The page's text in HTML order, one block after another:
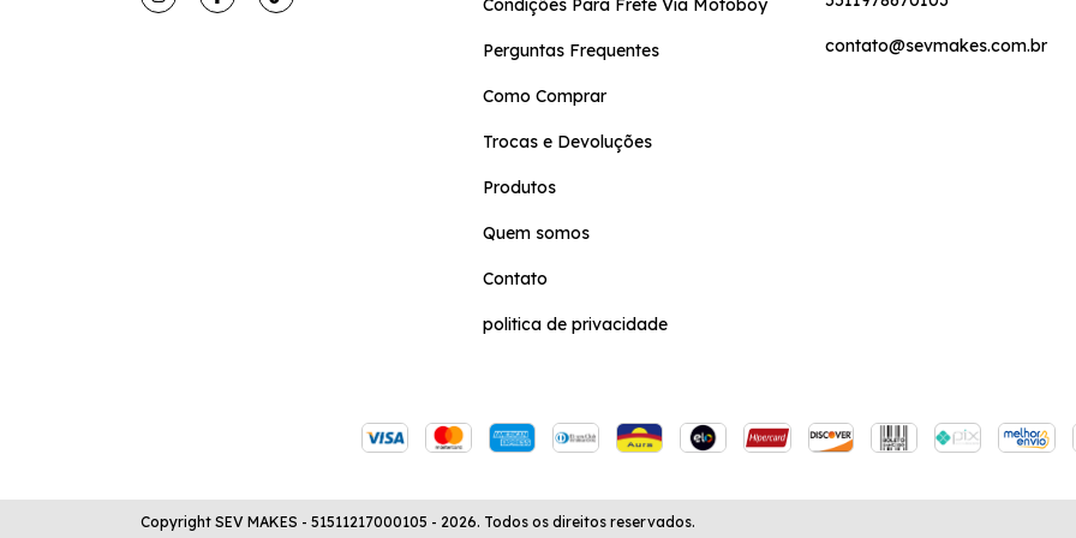
Condições Para Frete Via Motoboy
Perguntas Frequentes
Como Comprar
Trocas e Devoluções
Produtos
Quem somos
Contato
politica de privacidade
contato@sevmakes.com.br
Copyright SEV MAKES - 51511217000105 - 2026. Todos os direitos reservados.